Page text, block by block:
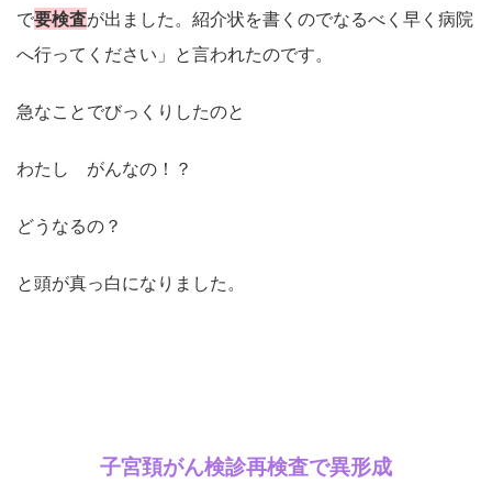
で要検査が出ました。紹介状を書くのでなるべく早く病院
へ行ってください」と言われたのです。
急なことでびっくりしたのと
わたし がんなの！？
どうなるの？
と頭が真っ白になりました。
子宮頚がん検診再検査で異形成